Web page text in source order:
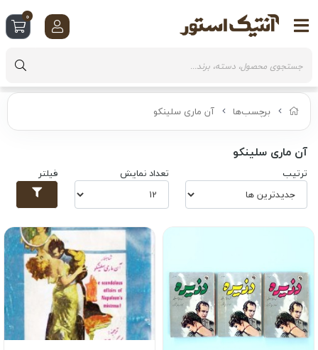
برچسب‌ها آن ماری سلینکو
آن ماری سلینکو
ترتیب تعداد نمایش فیلتر
0